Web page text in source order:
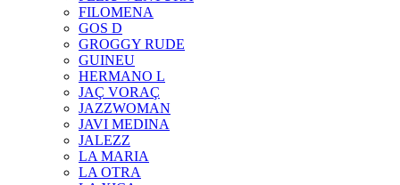
FILOMENA
GOS D
GROGGY RUDE
GUINEU
HERMANO L
JAÇ VORAÇ
JAZZWOMAN
JAVI MEDINA
JALEZZ
LA MARIA
LA OTRA